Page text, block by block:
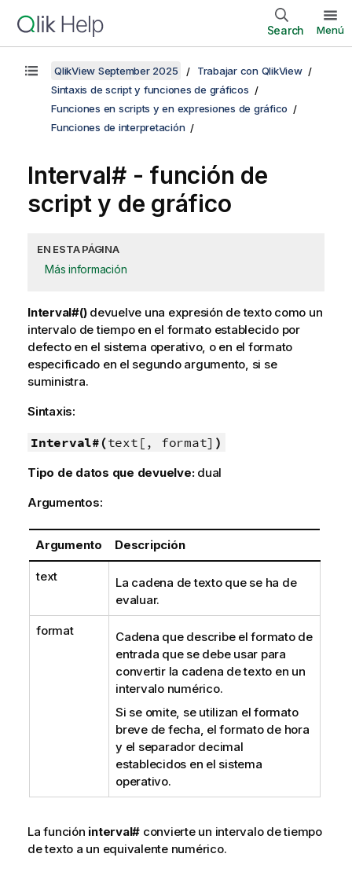
Search Menú
QlikView September 2025
Trabajar con QlikView
Sintaxis de script y funciones de gráficos
Funciones en scripts y en expresiones de gráfico
Funciones de interpretación
Interval# - función de
script y de gráfico
EN ESTA PÁGINA
Más información
Interval#()devuelve una expresión de texto como un
intervalo de tiempo en el formato establecido por
defecto en el sistema operativo, o en el formato
especificado en el segundo argumento, si se
suministra.
Sintaxis:
Interval#(text[, format] )
Tipo de datos que devuelve: dual
Argumentos:
Argumento Descripción
text
La cadena de texto que se ha de
evaluar.
format
Cadena que describe el formato de
entrada que se debe usar para
convertir la cadena de texto en un
intervalo numérico.
Si se omite, se utilizan el formato
breve de fecha, el formato de hora
y el separador decimal
establecidos en el sistema
operativo.
La función interval# convierte un intervalo de tiempo
de texto a un equivalente numérico.